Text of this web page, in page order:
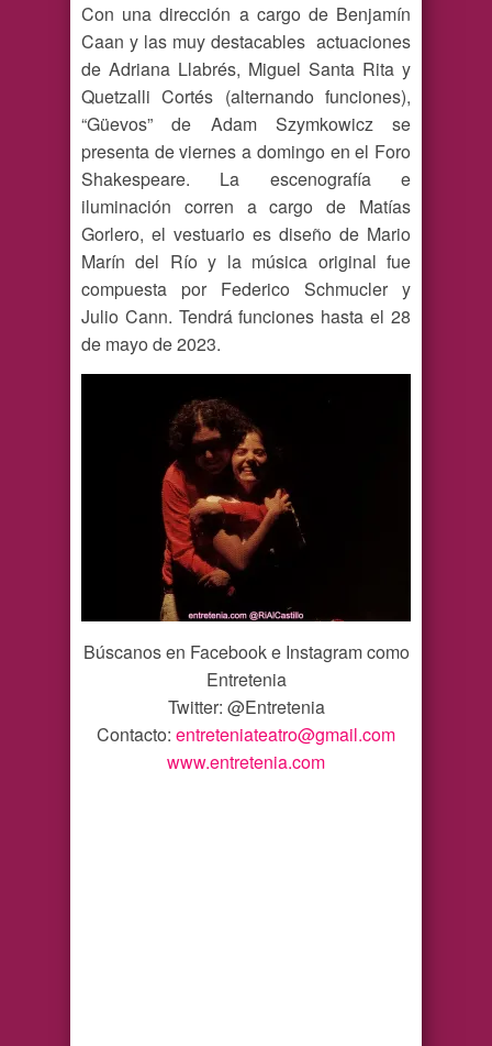
Con una dirección a cargo de Benjamín
Caan y las muy destacables actuaciones
de Adriana Llabrés, Miguel Santa Rita y
Quetzalli Cortés (alternando funciones),
“Güevos” de Adam Szymkowicz se
presenta de viernes a domingo en el Foro
Shakespeare. La escenografía e
iluminación corren a cargo de Matías
Gorlero, el vestuario es diseño de Mario
Marín del Río y la música original fue
compuesta por Federico Schmucler y
Julio Cann. Tendrá funciones hasta el 28
de mayo de 2023.
Búscanos en Facebook e Instagram como
Entretenia
Twitter: @Entretenia
Contacto: entreteniateatro@gmail.com
www.entretenia.com